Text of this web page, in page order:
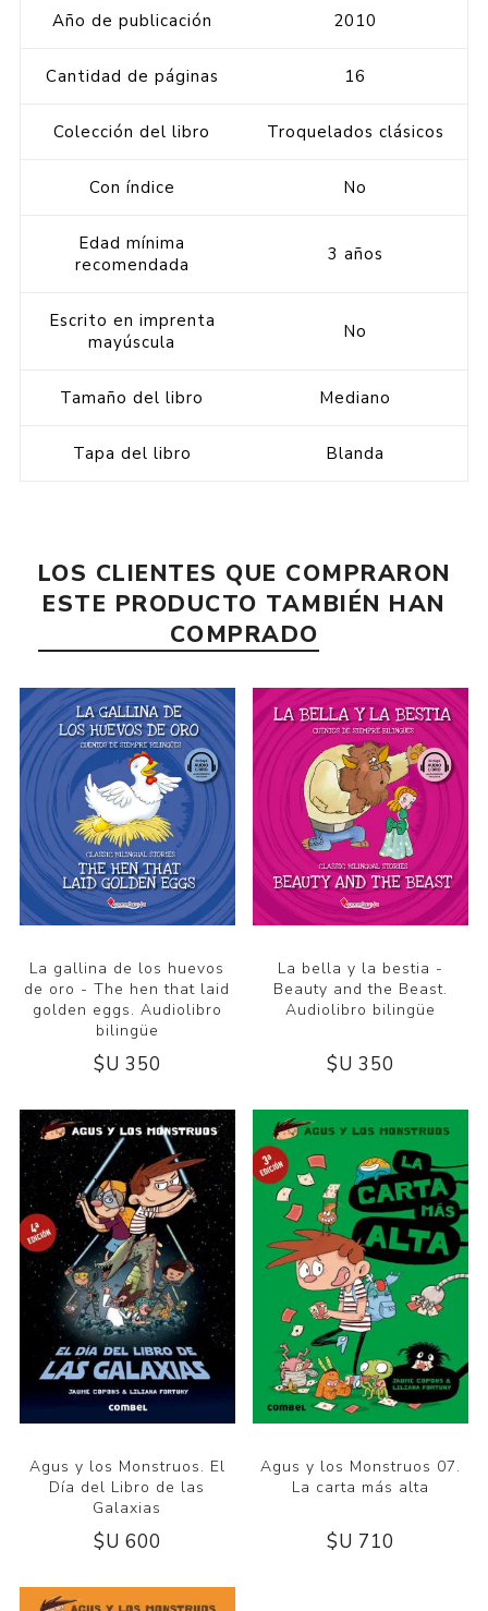
Año de publicación 2010
Cantidad de páginas 16
Colección del libro Troquelados clásicos
Con índice No
Edad mínima
recomendada
3 años
Escrito en imprenta
mayúscula
No
Tamaño del libro Mediano
Tapa del libro Blanda
LOS CLIENTES QUE COMPRARON
ESTE PRODUCTO TAMBIÉN HAN
COMPRADO
La gallina de los huevos
de oro - The hen that laid
golden eggs. Audiolibro
bilingüe
$U 350
La bella y la bestia -
Beauty and the Beast.
Audiolibro bilingüe
$U 350
Agus y los Monstruos. El
Día del Libro de las
Galaxias
$U 600
Agus y los Monstruos 07.
La carta más alta
$U 710